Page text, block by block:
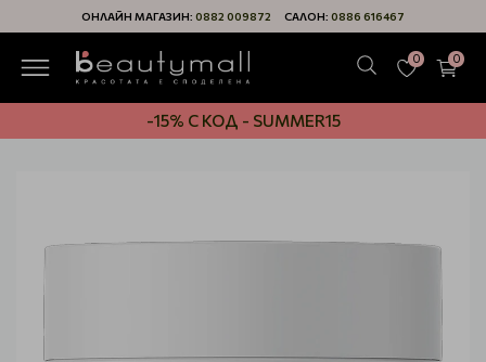
ОНЛАЙН МАГАЗИН: 0882 009872 САЛОН: 0886 616467
0 0
-15% С КОД - SUMMER15